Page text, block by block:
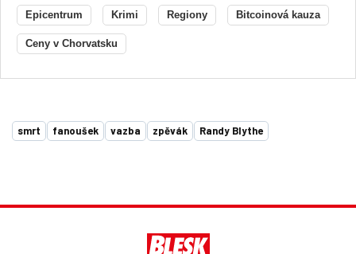
Epicentrum Krimi Regiony Bitcoinová kauza
Ceny v Chorvatsku
smrt fanoušek vazba zpěvák Randy Blythe